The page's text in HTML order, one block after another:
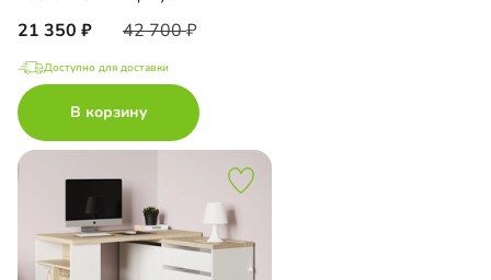
21 350 42 700
Доступно для доставки
В корзину